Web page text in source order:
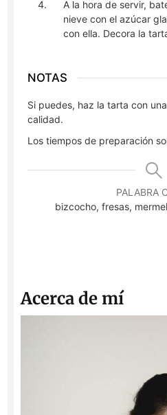
A la hora de servir,
nieve con el azúcar
con ella. Decora la
NOTAS
Si puedes, haz la tarta con
calidad.
Los tiempos de preparación
PALABRA
bizcocho, fresas,
Acerca de mí